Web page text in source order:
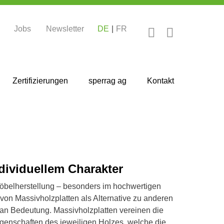
Jobs Newsletter DE FR
Zertifizierungen sperrag ag Kontakt
Charakter
– besonders im hochwertigen
Massivholzplatten als Alternative zu anderen
Bedeutung. Massivholzplatten vereinen die
des jeweiligen Holzes, welche die